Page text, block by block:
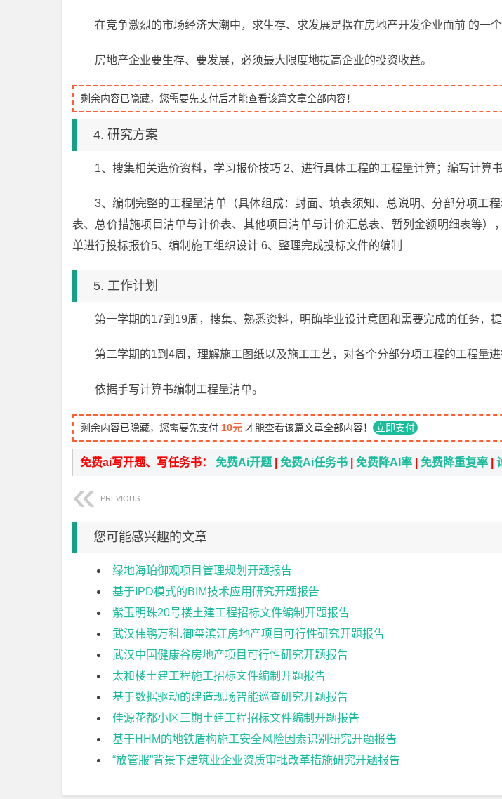
在竞争激烈的市场经济大潮中，求生存、求发展是摆在房地产开发企业面前 的一个
房地产企业要生存、要发展，必须最大限度地提高企业的投资收益。
剩余内容已隐藏，您需要先支付后才能查看该篇文章全部内容！
4. 研究方案
1、搜集相关造价资料，学习报价技巧 2、进行具体工程的工程量计算；编写计算书
3、编制完整的工程量清单（具体组成：封面、填表须知、总说明、分部分项工
表、总价措施项目清单与计价表、其他项目清单与计价汇总表、暂列金额明细表等）
单进行投标报价5、编制施工组织设计 6、整理完成投标文件的编制
5. 工作计划
第一学期的17到19周，搜集、熟悉资料，明确毕业设计意图和需要完成的任务，
第二学期的1到4周，理解施工图纸以及施工工艺，对各个分部分项工程的工程量进
依据手写计算书编制工程量清单。
剩余内容已隐藏，您需要先支付 10元 才能查看该篇文章全部内容！ 立即支付
免费ai写开题、写任务书： 免费Ai开题 免费Ai任务书 免费降AI率 免费降重复率
PREVIOUS
您可能感兴趣的文章
绿地海珀御观项目管理规划开题报告
基于IPD模式的BIM技术应用研究开题报告
紫玉明珠20号楼土建工程招标文件编制开题报告
武汉伟鹏万科.御玺滨江房地产项目可行性研究开题报告
武汉中国健康谷房地产项目可行性研究开题报告
太和楼土建工程施工招标文件编制开题报告
基于数据驱动的建造现场智能巡查研究开题报告
佳源花都小区三期土建工程招标文件编制开题报告
基于HHM的地铁盾构施工安全风险因素识别研究开题报告
“放管服”背景下建筑业企业资质审批改革措施研究开题报告